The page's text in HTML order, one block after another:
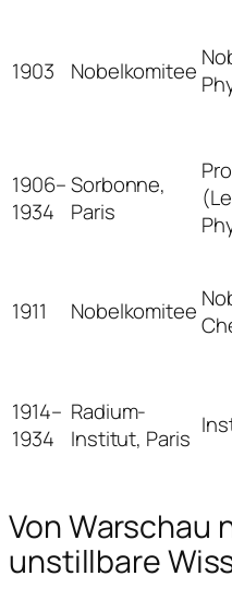
1903 Nobelkomitee
1906–
1934
Sorbonne,
Paris
1911 Nobelkomitee
1914–
1934
Radium-
Institut, Paris
Von Warschau
unstillbare